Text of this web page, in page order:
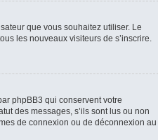
que vous souhaitez utiliser. Le
les nouveaux visiteurs de s’inscrire.
phpBB3 qui conservent votre
des messages, s’ils sont lus ou non
de connexion ou de déconnexion au